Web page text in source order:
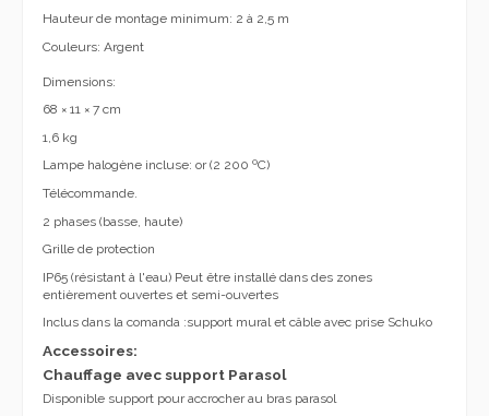
Hauteur de montage minimum: 2 à 2,5 m
Couleurs: Argent
Dimensions:
68 × 11 × 7 cm
1,6 kg
Lampe halogène incluse: or (2 200 ºC)
Télécommande.
2 phases (basse, haute)
Grille de protection
IP65 (résistant à l'eau) Peut être installé dans des zones
entièrement ouvertes et semi-ouvertes
Inclus dans la comanda :support mural et câble avec prise Schuko
Accessoires:
Chauffage avec support Parasol
Disponible support pour accrocher au bras parasol